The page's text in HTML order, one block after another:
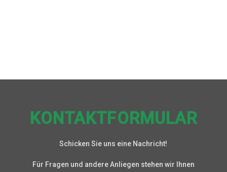
KONTAKTFORMULAR
Schicken Sie uns eine Nachricht!
Für Fragen und andere Anliegen stehen wir Ihnen